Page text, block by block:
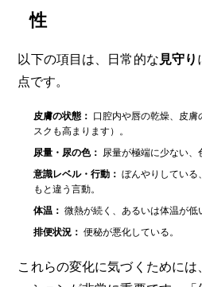
性
以下の項目は、日常的な 見守り
点です。
皮膚の状態： 口腔内や唇の乾燥、皮膚
スクも高まります）。
尿量・尿の色： 尿量が極端に少ない、
意識レベル・行動： ぼんやりしている
もと違う言動。
体温： 微熱が続く、あるいは体温が低
排便状況： 便秘が悪化している。
これらの変化に気づくために